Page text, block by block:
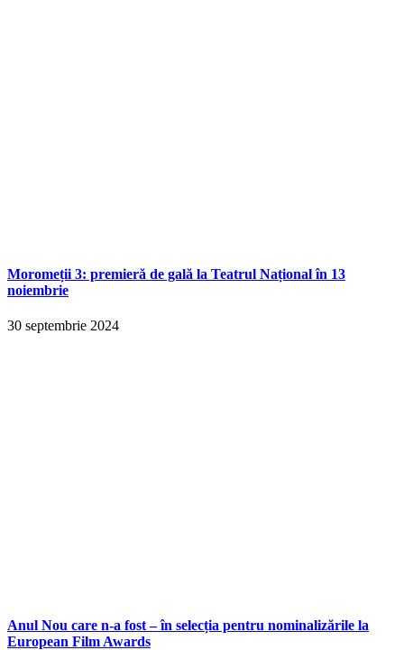
Moromeții 3: premieră de gală la Teatrul Național în 13
noiembrie
30 septembrie 2024
Anul Nou care n-a fost – în selecția pentru nominalizările la
European Film Awards